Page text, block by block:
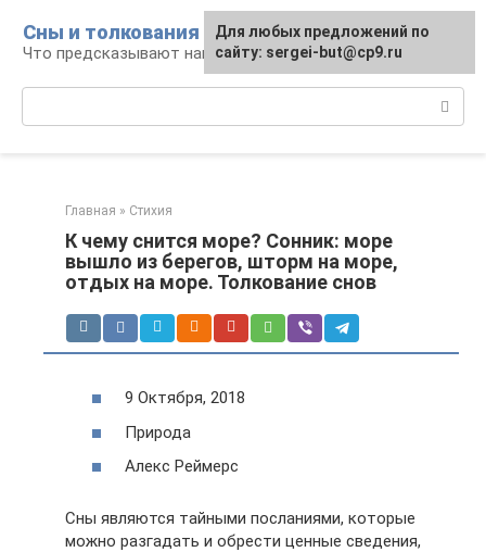
контенту
Сны и толкования
Что предсказывают нам наши сны
Главная » Стихия
К чему снится море? Сонник: море
вышло из берегов, шторм на море,
отдых на море. Толкование снов
9 Октября, 2018
Природа
Алекс Реймерс
Сны являются тайными посланиями, которые
можно разгадать и обрести ценные сведения,
Для любых предложений по
сайту: sergei-but@cp9.ru